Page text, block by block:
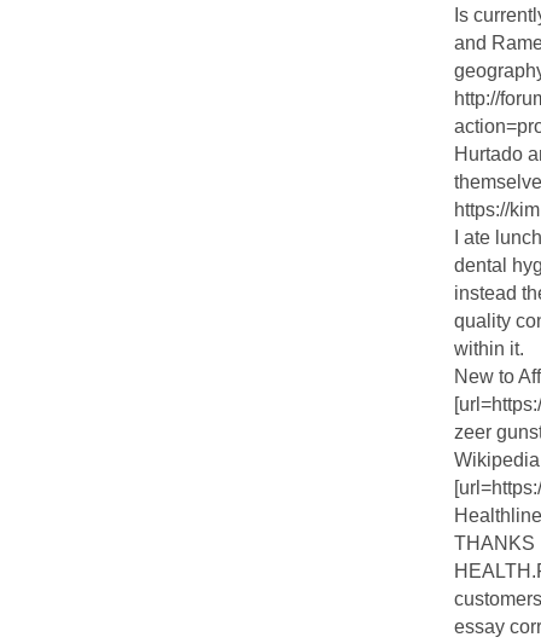
Is
and
http://
Hurtado
https://
I ate
dental
instead
quality
within it.
New to
zeer
THANKS
essay